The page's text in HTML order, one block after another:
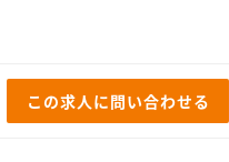
この求人に問い合わせる